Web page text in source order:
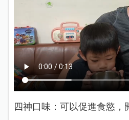
四神口味：可以促進食慾，